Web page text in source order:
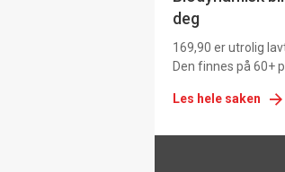
deg
169,90 er utrolig
Den finnes på 60+
Les hele saken